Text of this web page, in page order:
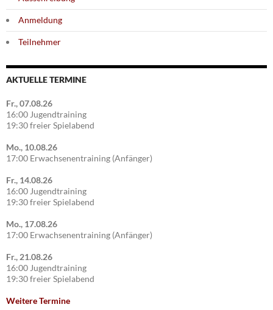
Anmeldung
Teilnehmer
AKTUELLE TERMINE
Fr., 07.08.26
16:00 Jugendtraining
19:30 freier Spielabend
Mo., 10.08.26
17:00 Erwachsenentraining (Anfänger)
Fr., 14.08.26
16:00 Jugendtraining
19:30 freier Spielabend
Mo., 17.08.26
17:00 Erwachsenentraining (Anfänger)
Fr., 21.08.26
16:00 Jugendtraining
19:30 freier Spielabend
Weitere Termine